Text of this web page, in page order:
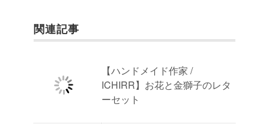
関連記事
【ハンドメイド作家 /
ICHIRR】お花と金獅子のレタ
ーセット